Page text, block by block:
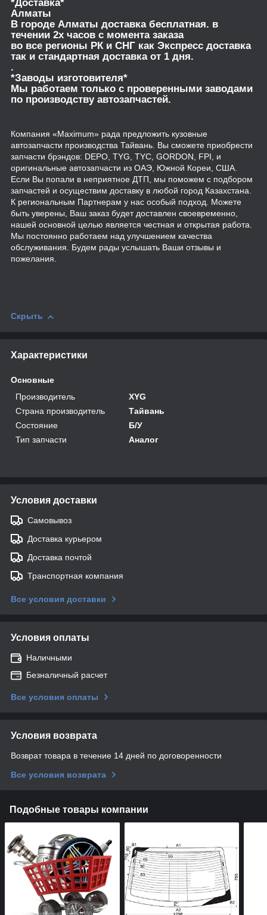
*Доставка*
Алматы
В городе Алматы доставка бесплатная. в
течении 2х часов с момента заказа
во все регионы РК и СНГ как Экспресс доставка
так и стандартная доставка от 1 дня.
.
*Заводы изготовителя*
Мы работаем только с проверенными заводами
по производству автозапчастей.
Компания «Maximum» рада предложить кузовные
автозапчасти производства Тайвань. Вы сможете приобрести
запчасти брэндов: DEPO, TYG, TYC, GORDON, FPI, и
оригинальные автозапчасти из ОАЭ, Южной Кореи, США.
Если Вы попали в неприятное ДТП, мы поможем с подбором
запчастей и осуществим доставку в любой город Казахстана.
К региональным Партнерам у нас особый подход. Можете
быть уверены, Ваш заказ будет доставлен своевременно,
нашей основной целью является честная и открытая работа.
Мы постоянно работаем над улучшением качества
обслуживания. Будем рады услышать Ваши отзывы и
пожелания.
Скрыть
Характеристики
Основные
Производитель
XYG
Страна производитель
Тайвань
Состояние
Б/У
Тип запчасти
Аналог
Условия доставки
Самовывоз
Доставка курьером
Доставка почтой
Транспортная компания
Все условия доставки
Условия оплаты
Наличными
Безналичный расчет
Все условия оплаты
Условия возврата
Возврат товара в течение 14 дней по договоренности
Все условия возврата
Подобные товары компании